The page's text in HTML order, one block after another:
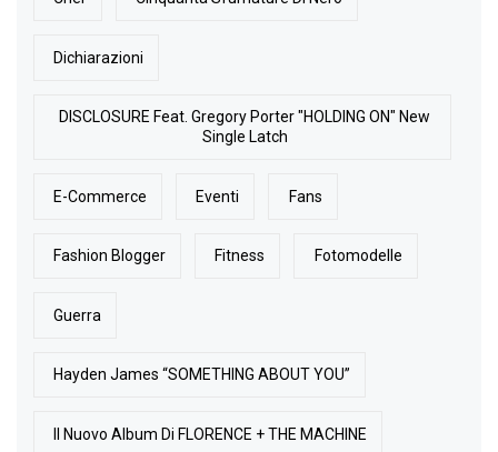
Dichiarazioni
DISCLOSURE Feat. Gregory Porter "HOLDING ON" New
Single Latch
E-Commerce Eventi Fans
Fashion Blogger Fitness Fotomodelle
Guerra
Hayden James “SOMETHING ABOUT YOU”
Il Nuovo Album Di FLORENCE + THE MACHINE